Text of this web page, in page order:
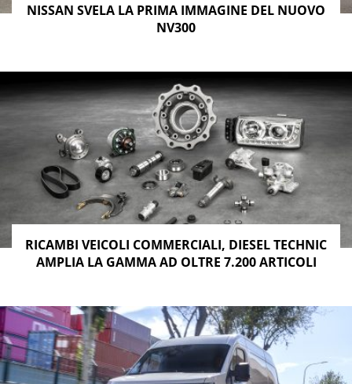
NISSAN SVELA LA PRIMA IMMAGINE DEL NUOVO
NV300
RICAMBI VEICOLI COMMERCIALI, DIESEL TECHNIC
AMPLIA LA GAMMA AD OLTRE 7.200 ARTICOLI